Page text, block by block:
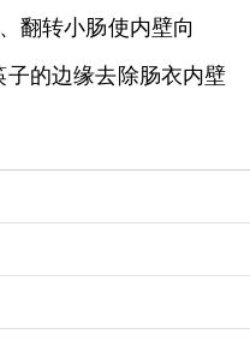
翻转小肠使内壁向
的边缘去除肠衣内壁